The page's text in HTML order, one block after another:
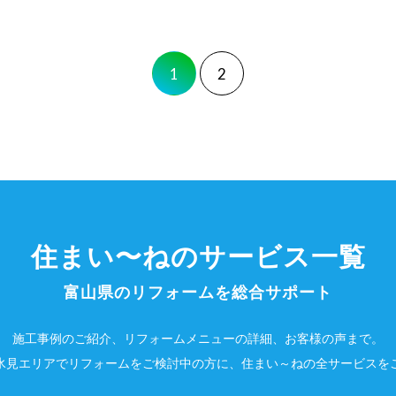
1 2
住まい〜ねのサービス一覧
富山県のリフォームを総合サポート
施工事例のご紹介、リフォームメニューの詳細、お客様の声まで。
見エリアでリフォームをご検討中の方に、住まい～ねの全サービスを